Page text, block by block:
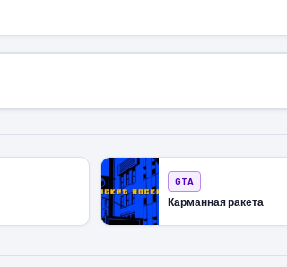
GTA
Карманная ракета